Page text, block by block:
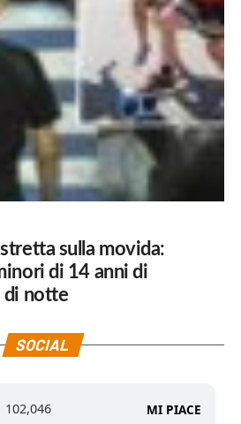
sulla movida:
di 14 anni di
di notte
SOCIAL
102,046 MI PIACE